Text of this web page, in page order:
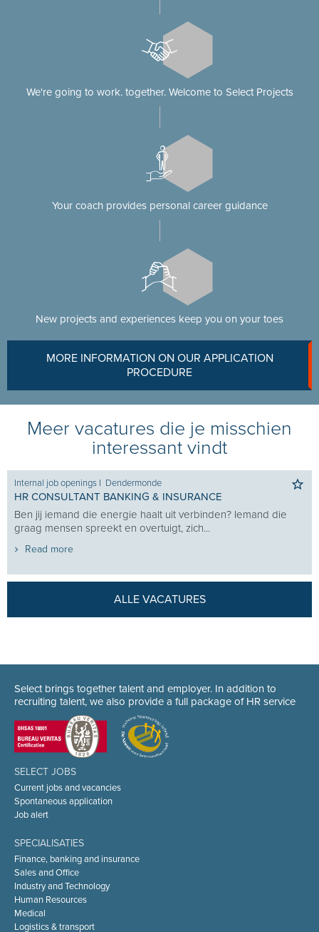
We're going to work. together. Welcome to Select Projects
Your coach provides personal career guidance
New projects and experiences keep you on your toes
MORE INFORMATION ON OUR APPLICATION
PROCEDURE
Meer vacatures die je misschien
interessant vindt
Internal job openings I Dendermonde
HR CONSULTANT BANKING & INSURANCE
Ben jij iemand die energie haalt uit verbinden? Iemand die
graag mensen spreekt en overtuigt, zich...
Read more
ALLE VACATURES
Select brings together talent and employer. In addition to
recruiting talent, we also provide a full package of HR service
SELECT JOBS
Current jobs and vacancies
Spontaneous application
Job alert
SPECIALISATIES
Finance, banking and insurance
Sales and Office
Industry and Technology
Human Resources
Medical
Logistics & transport